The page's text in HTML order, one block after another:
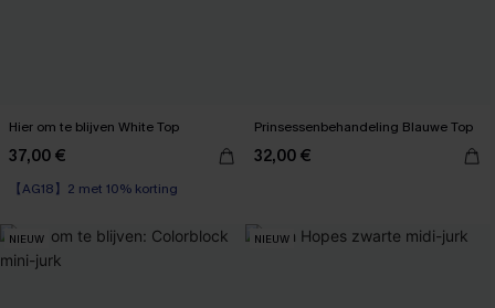
Hier om te blijven White Top
37,00 €
【AG18】2 met 10% korting
Prinsessenbehandeling Blauwe Top
32,00 €
NIEUW NIEUW